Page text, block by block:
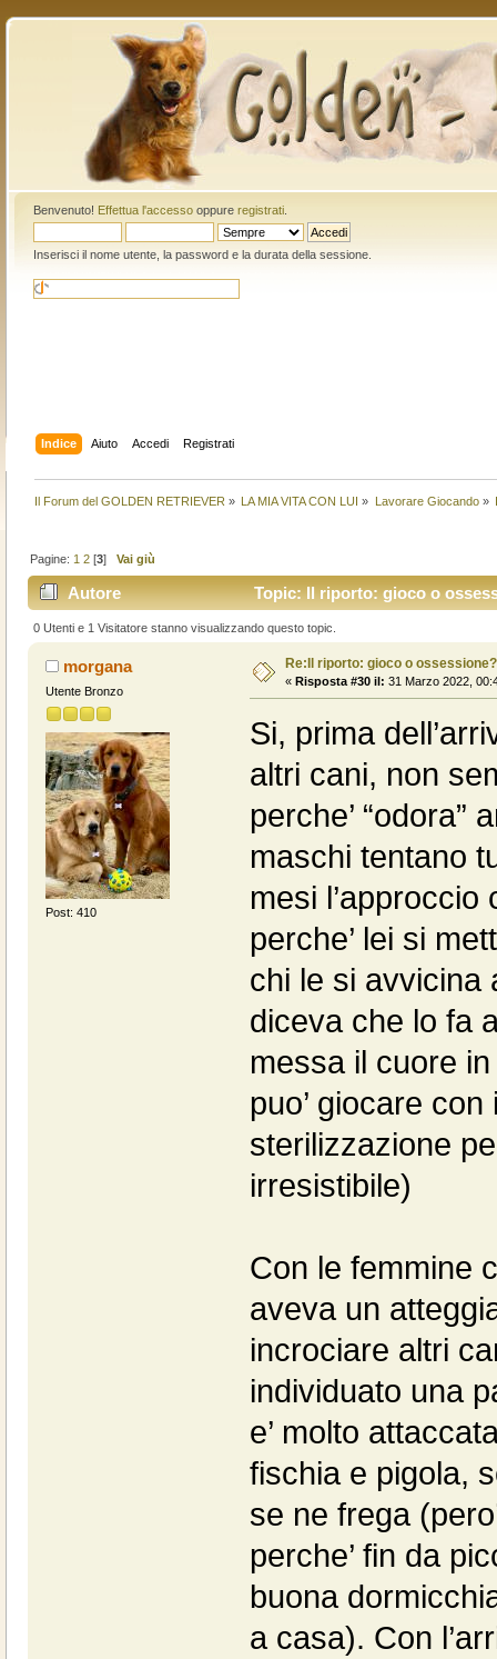
Benvenuto! Effettua l'accessooppure registrati.
Inserisci il nome utente, la password e la durata della sessione.
Indice Aiuto Accedi Registrati
Il Forum del GOLDEN RETRIEVER » LA MIA VITA CON LUI » Lavorare Giocando»
Pagine: 1 2 [3]Vai giù
Autore Topic: Il riporto: gioco o
0 Utenti e 1 Visitatore stanno visualizzando questo topic.
morgana
Utente Bronzo
Post: 410
Re:Il riporto: gioco o ossessione?
« Risposta #30 il: 31 Marzo 2022,
Si, prima
altri cani, non
perche’ “odora”
maschi tentano
mesi l’approccio
perche’ lei si
chi le si avvicina
diceva che lo fa
messa il cuore
puo’ giocare
sterilizzazione
irresistibile)
Con le femmine
aveva un
incrociare altri
individuato una
e’ molto
fischia e pigola,
se ne frega
perche’ fin da
buona
a casa). Con